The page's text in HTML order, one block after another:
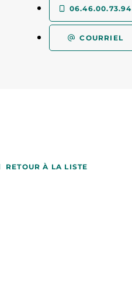
06.46.00.73.94
COURRIEL
RETOUR À LA LISTE